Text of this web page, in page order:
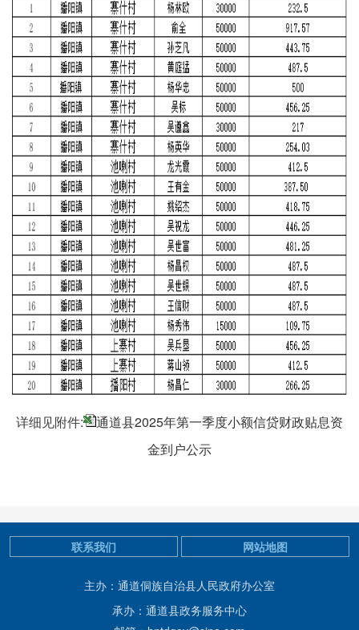
详细见附件:
通道县2025年第一季度小额信贷财政贴息资
金到户公示
主办：通道侗族自治县人民政府办公室
承办：通道县政务服务中心
联系我们 网站地图